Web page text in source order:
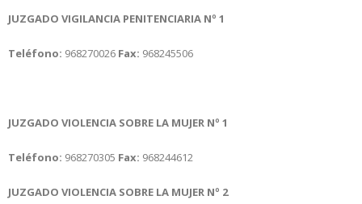
JUZGADO VIGILANCIA PENITENCIARIA Nº 1
Teléfono: 968270026 Fax: 968245506
JUZGADO VIOLENCIA SOBRE LA MUJER Nº 1
Teléfono: 968270305 Fax: 968244612
JUZGADO VIOLENCIA SOBRE LA MUJER Nº 2